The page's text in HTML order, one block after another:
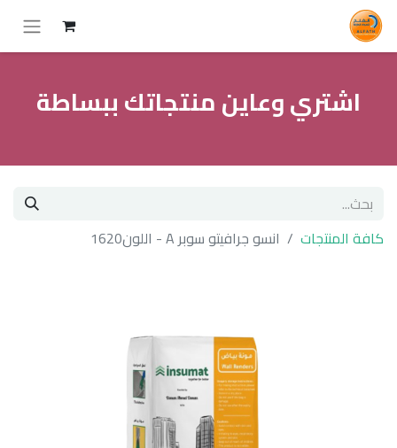
اشتري وعاين منتجاتك ببساطة
كافة المنتجات انسو جرافيتو سوبر A - اللون1620